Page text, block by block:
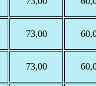
73,00
73,00